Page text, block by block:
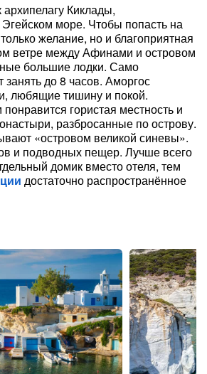
архипелагу Киклады,
море. Чтобы попасть на
желание, но и благоприятная
ветре между Афинами и островом
большие лодки. Само
до 8 часов. Аморгос
любящие тишину и покой.
гористая местность и
разбросанные по острову.
«островом великой синевы».
и подводных пещер. Лучше всего
домик вместо отеля, тем
достаточно распространённое